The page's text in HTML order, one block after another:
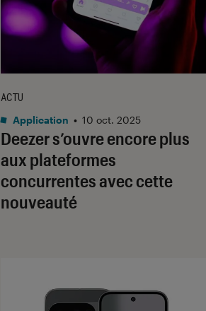
Deezer s’ouvre encore plus
aux plateformes
concurrentes avec cette
nouveauté
ACTU
Application • 10 oct. 2025